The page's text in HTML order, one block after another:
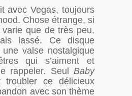
avec Vegas, toujours
Chose étrange, si
varie que de très peu,
lassé. Ce disque
une valse nostalgique
qui s’aiment et
rappeler. Seul Baby
ce délicieux
avec son thème